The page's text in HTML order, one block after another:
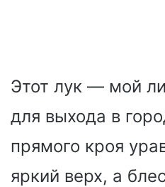
Этот лук — мой
для выхода в
прямого кроя
яркий верх, а